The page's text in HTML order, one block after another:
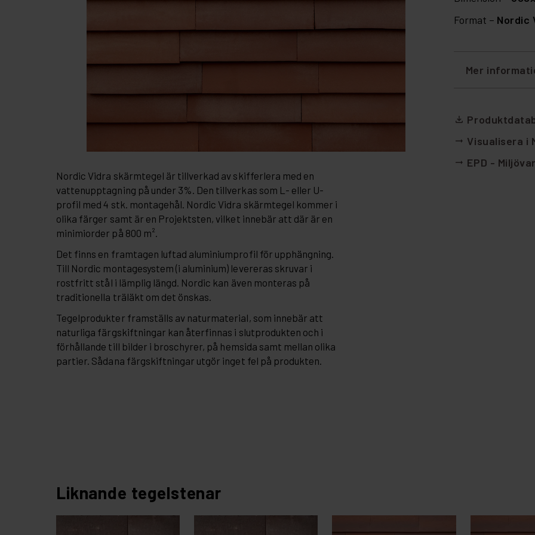
Nordic Vidra skärmtegel är tillverkad av skifferlera med en
vattenupptagning på under 3%. Den tillverkas som L- eller U-
profil med 4 stk. montagehål. Nordic Vidra skärmtegel kommer i
olika färger samt är en Projektsten, vilket innebär att där är en
minimiorder på 800 m².
Det finns en framtagen luftad aluminiumprofil för upphängning.
Till Nordic montagesystem (i aluminium) levereras skruvar i
rostfritt stål i lämplig längd. Nordic kan även monteras på
traditionella träläkt om det önskas.
Tegelprodukter framställs av naturmaterial, som innebär att
naturliga färgskiftningar kan återfinnas i slutprodukten och i
förhållande till bilder i broschyrer, på hemsida samt mellan olika
partier. Sådana färgskiftningar utgör inget fel på produkten.
Format – Nordic
Mer
file_download
arrow_right_alt Visualisera i
arrow_right_alt EPD -
Liknande tegelstenar